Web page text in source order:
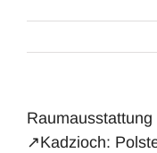
↗️Kadzioch: